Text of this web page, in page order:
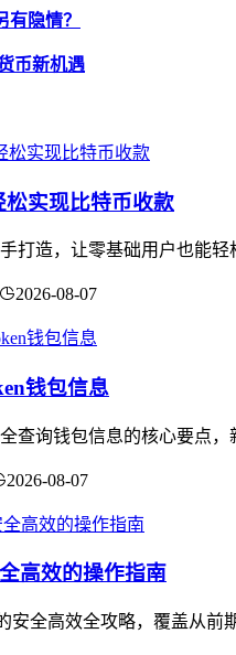
隐情？
币新机遇
实现比特币收款
打造，让零基础用户也能
2026-08-07
钱包信息
查询钱包信息的核心要点
2026-08-07
高效的操作指南
安全高效全攻略，覆盖从